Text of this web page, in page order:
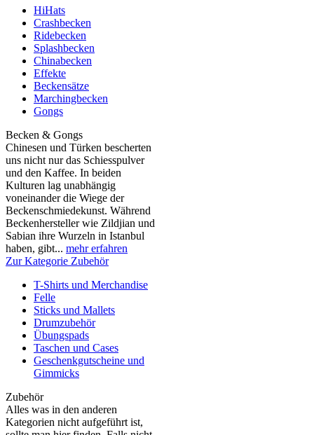
HiHats
Crashbecken
Ridebecken
Splashbecken
Chinabecken
Effekte
Beckensätze
Marchingbecken
Gongs
Becken & Gongs
Chinesen und Türken bescherten
uns nicht nur das Schiesspulver
und den Kaffee. In beiden
Kulturen lag unabhängig
voneinander die Wiege der
Beckenschmiedekunst. Während
Beckenhersteller wie Zildjian und
Sabian ihre Wurzeln in Istanbul
haben, gibt... mehr erfahren
Zur Kategorie Zubehör
T-Shirts und Merchandise
Felle
Sticks und Mallets
Drumzubehör
Übungspads
Taschen und Cases
Geschenkgutscheine und
Gimmicks
Zubehör
Alles was in den anderen
Kategorien nicht aufgeführt ist,